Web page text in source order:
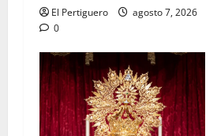
El Pertiguero
agosto 7, 2026
0